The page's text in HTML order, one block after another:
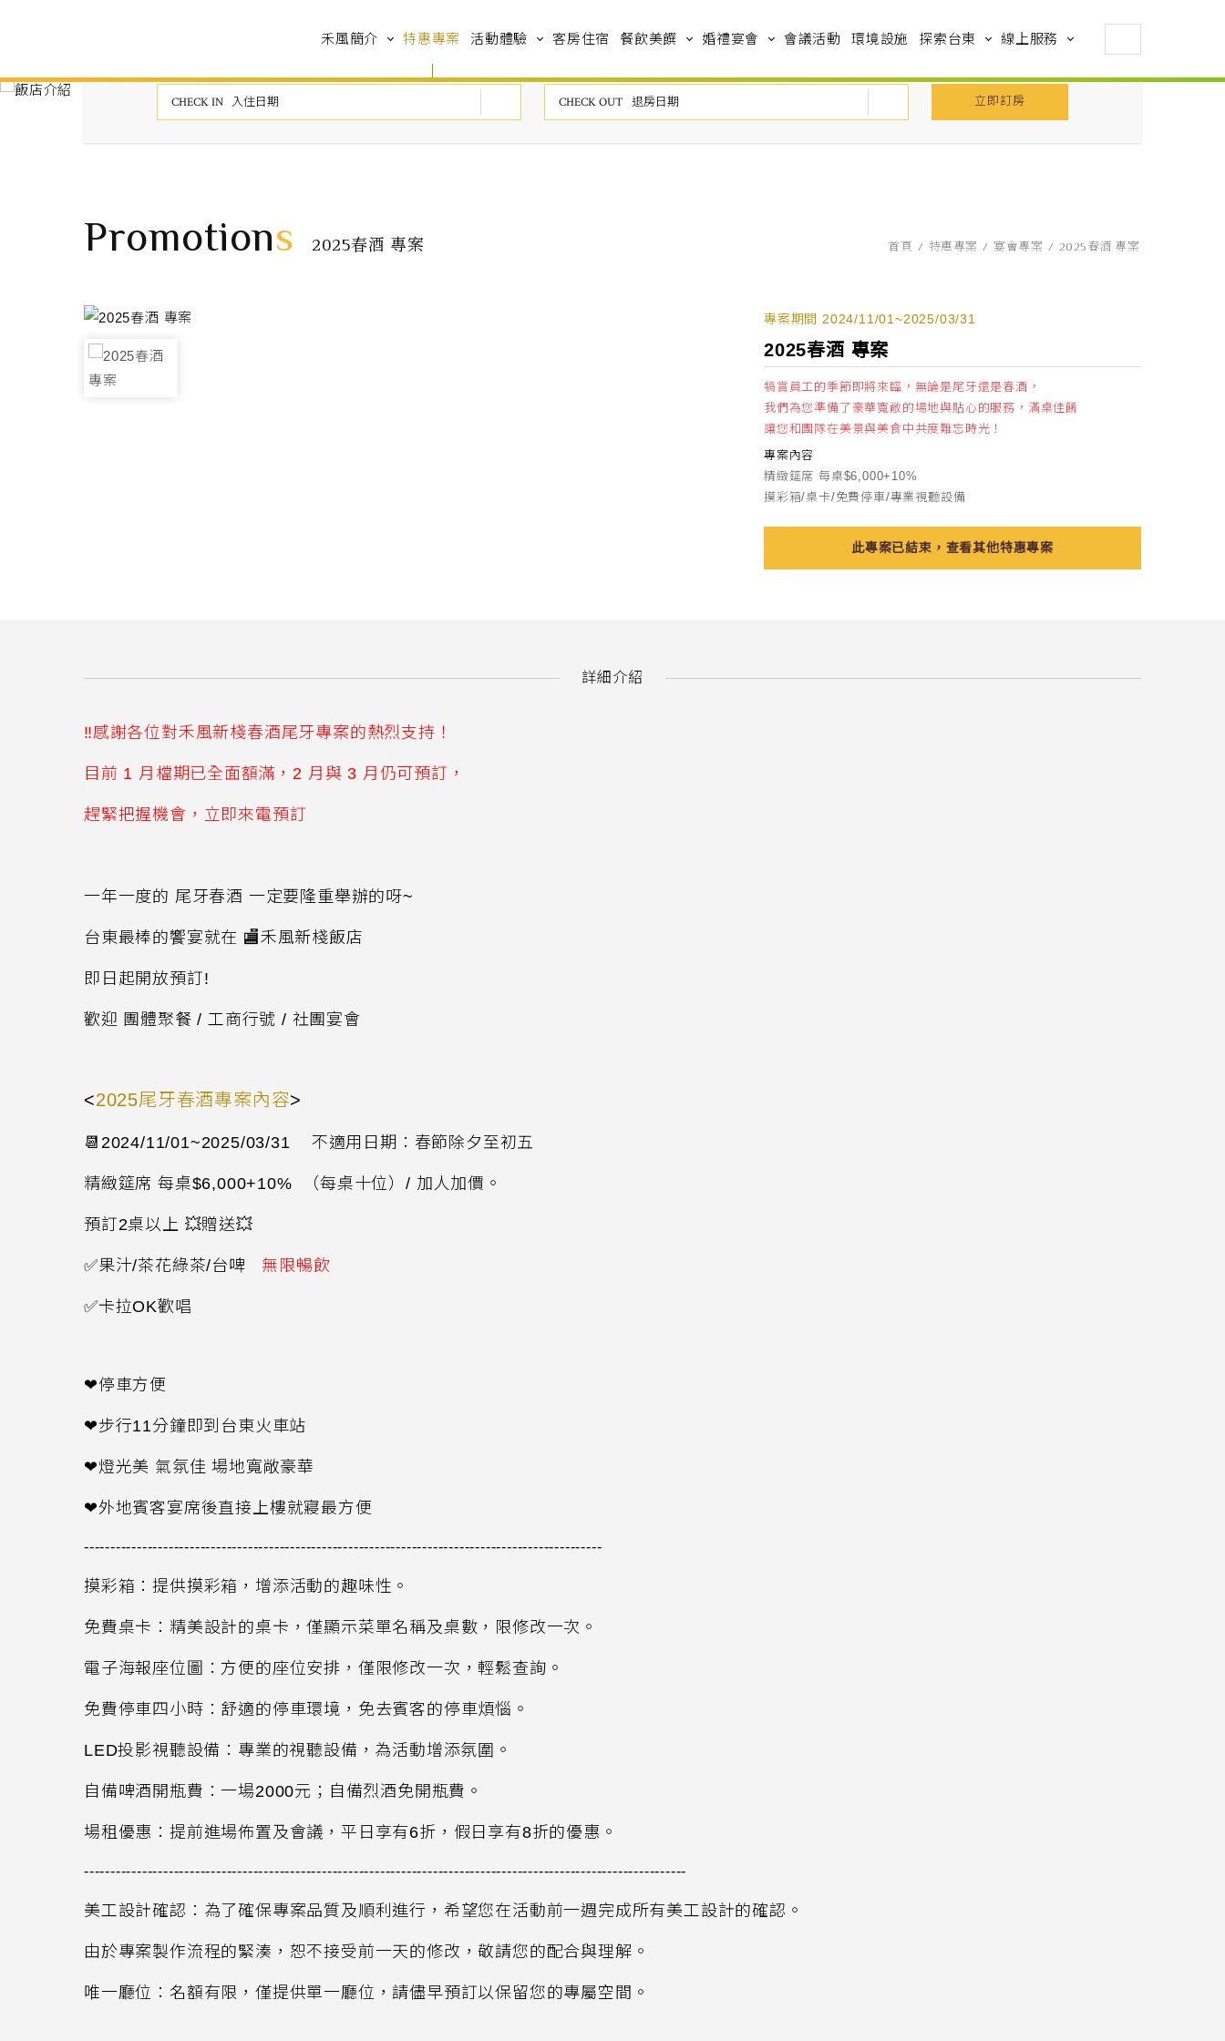
禾風簡介 特惠專案 活動體驗 客房住宿 餐飲美饌 婚禮宴會 會議活動 環境設施 探索台東 線上服務
立即訂房
Promotions 2025春酒 專案 首頁 特惠專案 宴會專案 2025春酒 專案
專案期間 2024/11/01~2025/03/31
2025春酒 專案
犒賞員工的季節即將來臨，無論是尾牙還是春酒，
我們為您準備了豪華寬敞的場地與貼心的服務，滿桌佳餚
讓您和團隊在美景與美食中共度難忘時光！
專案內容
精緻筵席 每桌$6,000+10%
摸彩箱/桌卡/免費停車/專業視聽設備
此專案已結束，查看其他特惠專案
詳細介紹
‼感謝各位對禾風新棧春酒尾牙專案的熱烈支持！
目前 1 月檔期已全面額滿， 2 月與 3 月仍可預訂，
趕緊把握機會，立即來電預訂
一年一度的 尾牙春酒 一定要隆重舉辦的呀~
台東最棒的饗宴就在 🏬禾風新棧飯店
即日起開放預訂!
歡迎 團體聚餐 / 工商行號 / 社團宴會
<2025尾牙春酒專案內容>
📆2024/11/01~2025/03/31 不適用日期：春節除夕至初五
精緻筵席 每桌$6,000+10% （每桌十位）/ 加人加價。
預訂2桌以上 💥贈送💥
✅果汁/茶花綠茶/台啤 無限暢飲
✅卡拉OK歡唱
❤停車方便
❤步行11分鐘即到台東火車站
❤燈光美 氣氛佳 場地寬敞豪華
❤外地賓客宴席後直接上樓就寢最方便
--------------------------------------------------------------------------------------------------
摸彩箱：提供摸彩箱，增添活動的趣味性。
免費桌卡：精美設計的桌卡，僅顯示菜單名稱及桌數，限修改一次。
電子海報座位圖：方便的座位安排，僅限修改一次，輕鬆查詢。
免費停車四小時：舒適的停車環境，免去賓客的停車煩惱。
LED投影視聽設備：專業的視聽設備，為活動增添氛圍。
自備啤酒開瓶費：一場2000元；自備烈酒免開瓶費。
場租優惠：提前進場佈置及會議，平日享有6折，假日享有8折的優惠。
------------------------------------------------------------------------------------------------------------------
美工設計確認：為了確保專案品質及順利進行，希望您在活動前一週完成所有美工設計的確認。
由於專案製作流程的緊湊，恕不接受前一天的修改，敬請您的配合與理解。
唯一廳位：名額有限，僅提供單一廳位，請儘早預訂以保留您的專屬空間。